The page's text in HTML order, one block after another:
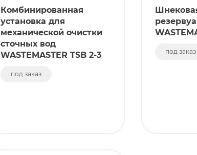
Комбинированная
установка для
механической очистки
сточных вод
WASTEMASTER TSB 2-3
под заказ
под заказ